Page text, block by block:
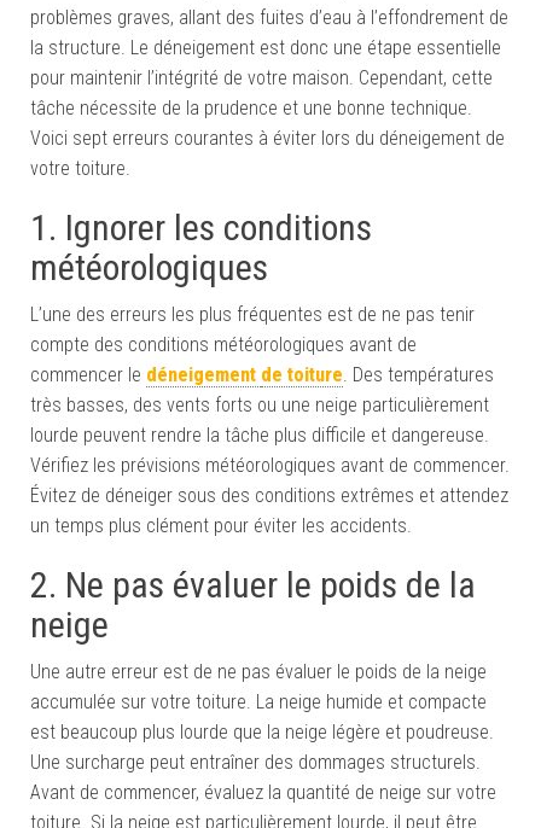
problèmes graves, allant des fuites d’eau à l’effondrement de
la structure. Le déneigement est donc une étape essentielle
pour maintenir l’intégrité de votre maison. Cependant, cette
tâche nécessite de la prudence et une bonne technique.
Voici sept erreurs courantes à éviter lors du déneigement de
votre toiture.
1. Ignorer les conditions
météorologiques
L’une des erreurs les plus fréquentes est de ne pas tenir
compte des conditions météorologiques avant de
commencer le déneigement de toiture. Des températures
très basses, des vents forts ou une neige particulièrement
lourde peuvent rendre la tâche plus difficile et dangereuse.
Vérifiez les prévisions météorologiques avant de commencer.
Évitez de déneiger sous des conditions extrêmes et attendez
un temps plus clément pour éviter les accidents.
2. Ne pas évaluer le poids de la
neige
Une autre erreur est de ne pas évaluer le poids de la neige
accumulée sur votre toiture. La neige humide et compacte
est beaucoup plus lourde que la neige légère et poudreuse.
Une surcharge peut entraîner des dommages structurels.
Avant de commencer, évaluez la quantité de neige sur votre
toiture. Si la neige est particulièrement lourde, il peut être